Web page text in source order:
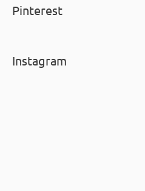
Pinterest
Instagram